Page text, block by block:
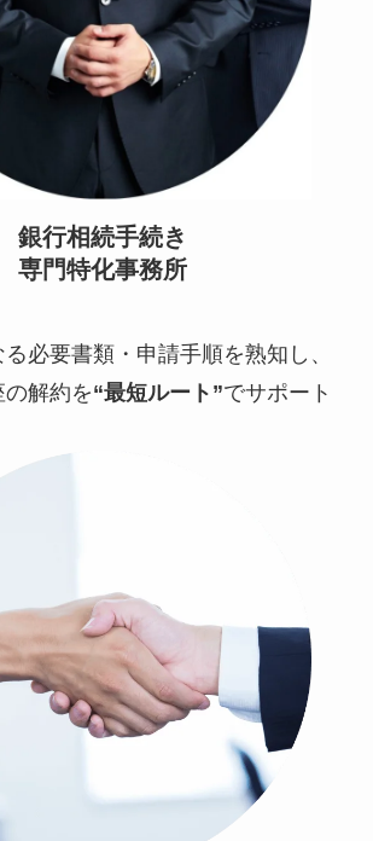
銀行相続手続き
専門特化事務所
必要書類・申請手順を熟知し、
解約を“最短ルート”でサポート